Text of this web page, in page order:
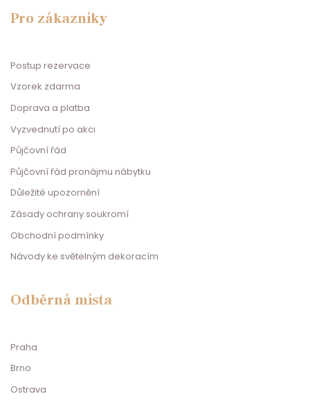
Pro zákazníky
Postup rezervace
Vzorek zdarma
Doprava a platba
Vyzvednutí po akci
Půjčovní řád
Půjčovní řád pronájmu nábytku
Důležité upozornění
Zásady ochrany soukromí
Obchodní podmínky
Návody ke světelným dekoracím
Odběrná místa
Praha
Brno
Ostrava